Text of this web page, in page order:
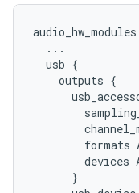
  ...
  usb {
    outputs {
formats
devices
      }